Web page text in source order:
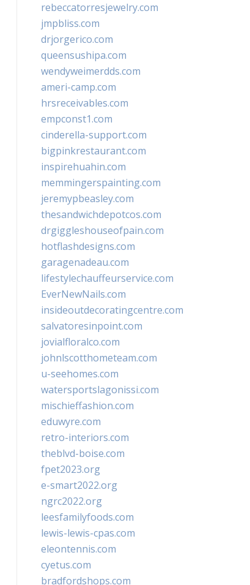
rebeccatorresjewelry.com
jmpbliss.com
drjorgerico.com
queensushipa.com
wendyweimerdds.com
ameri-camp.com
hrsreceivables.com
empconst1.com
cinderella-support.com
bigpinkrestaurant.com
inspirehuahin.com
memmingerspainting.com
jeremypbeasley.com
thesandwichdepotcos.com
drgiggleshouseofpain.com
hotflashdesigns.com
garagenadeau.com
lifestylechauffeurservice.com
EverNewNails.com
insideoutdecoratingcentre.com
salvatoresinpoint.com
jovialfloralco.com
johnlscotthometeam.com
u-seehomes.com
watersportslagonissi.com
mischieffashion.com
eduwyre.com
retro-interiors.com
theblvd-boise.com
fpet2023.org
e-smart2022.org
ngrc2022.org
leesfamilyfoods.com
lewis-lewis-cpas.com
eleontennis.com
cyetus.com
bradfordshops.com